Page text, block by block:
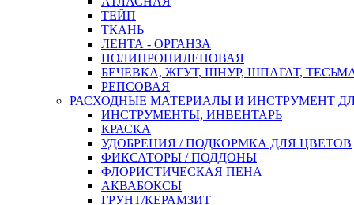
ТЕЙП
ТКАНЬ
ЛЕНТА - ОРГАНЗА
ПОЛИПРОПИЛЕНОВАЯ
БЕЧЕВКА, ЖГУТ, ШНУР, ШПАГАТ,
РЕПСОВАЯ
РАСХОДНЫЕ МАТЕРИАЛЫ И ИНСТРУМЕНТ
ИНСТРУМЕНТЫ, ИНВЕНТАРЬ
КРАСКА
УДОБРЕНИЯ / ПОДКОРМКА ДЛЯ ЦВЕТОВ
ФИКСАТОРЫ / ПОДДОНЫ
ФЛОРИСТИЧЕСКАЯ ПЕНА
АКВАБОКСЫ
ГРУНТ/КЕРАМЗИТ